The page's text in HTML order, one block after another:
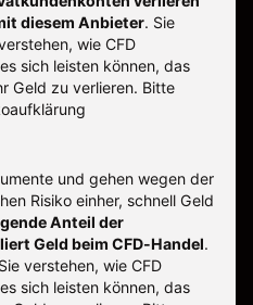
diesem Anbieter. Sie
wie CFD
sich leisten können, das
Geld zu verlieren. Bitte
und gehen wegen der
Risiko einher, schnell Geld
Anteil der
Geld beim CFD-Handel.
verstehen, wie CFD
sich leisten können, das